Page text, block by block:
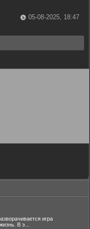
05-08-2025, 18:47
игра
В э...